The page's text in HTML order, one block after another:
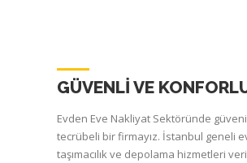
GÜVENLİ VE
Evden Eve Nakliyat Sektöründe
tecrübeli bir firmayız. İstanbul geneli
taşımacılık ve depolama hizmetleri